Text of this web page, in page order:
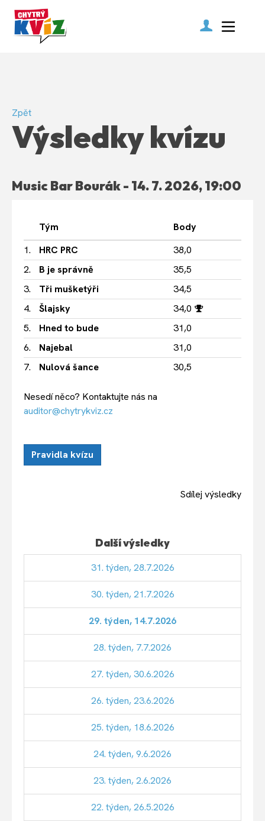
Zpět
Výsledky kvízu
Music Bar Bourák - 14. 7. 2026, 19:00
Tým
Body
1.
HRC PRC
38,0
2.
B je správně
35,5
3.
Tři mušketýři
34,5
4.
Šlajsky
34,0
5.
Hned to bude
31,0
6.
Najebal
31,0
7.
Nulová šance 30,5
Nesedí něco? Kontaktujte nás na
auditor@chytrykviz.cz
Pravidla kvízu
Sdílej výsledky
Další výsledky
31. týden, 28.7.2026
30. týden, 21.7.2026
29. týden, 14.7.2026
28. týden, 7.7.2026
27. týden, 30.6.2026
26. týden, 23.6.2026
25. týden, 18.6.2026
24. týden, 9.6.2026
23. týden, 2.6.2026
22. týden, 26.5.2026